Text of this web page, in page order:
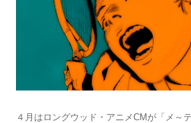
４月はロングウッド・アニメCMが「メ～